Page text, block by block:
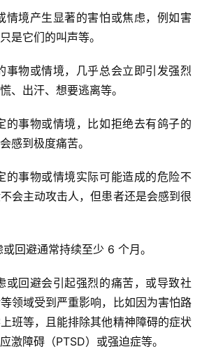
情境产生显著的害怕或焦虑，例如害
是它们的叫声等。
事物或情境，几乎总会立即引发强烈
、出汗、想要逃离等。
的事物或情境，比如拒绝去有鸽子的
感到极度痛苦。
的事物或情境实际可能造成的危险不
会主动攻击人，但患者还是会感到很
回避通常持续至少 6 个月。
或回避会引起强烈的痛苦，或导致社
领域受到严重影响，比如因为害怕路
班等，且能排除其他精神障碍的症状
激障碍（PTSD）或强迫症等。